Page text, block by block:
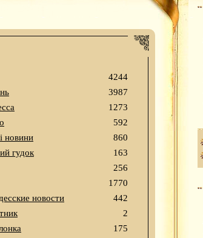
4244
3987
1273
592
новини
860
гудок
163
256
1770
новости
442
2
175